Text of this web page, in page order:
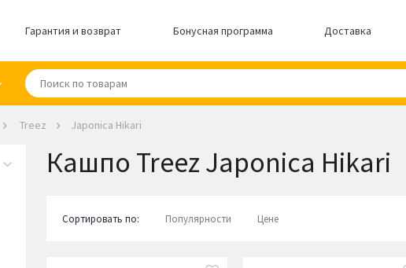
Гарантия и возврат Бонусная программа Доставка
Treez Japonica Hikari
Кашпо Treez Japonica Hikari
Сортировать по: Популярности Цене